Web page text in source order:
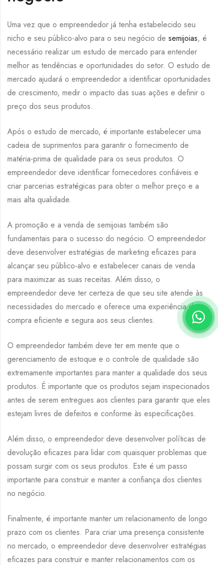
Uma vez que o empreendedor já tenha estabelecido seu
nicho e seu público-alvo para o seu negócio de semijoias, é
necessário realizar um estudo de mercado para entender
melhor as tendências e oportunidades do setor. O estudo de
mercado ajudará o empreendedor a identificar oportunidades
de crescimento, medir o impacto das suas ações e definir o
preço dos seus produtos.
Após o estudo de mercado, é importante estabelecer uma
cadeia de suprimentos para garantir o fornecimento de
matéria-prima de qualidade para os seus produtos. O
empreendedor deve identificar fornecedores confiáveis e
criar parcerias estratégicas para obter o melhor preço e a
mais alta qualidade.
A promoção e a venda de semijoias também são
fundamentais para o sucesso do negócio. O empreendedor
deve desenvolver estratégias de marketing eficazes para
alcançar seu público-alvo e estabelecer canais de venda
para maximizar as suas receitas. Além disso, o
empreendedor deve ter certeza de que seu site atende às
necessidades do mercado e oferece uma experiência de
compra eficiente e segura aos seus clientes.
O empreendedor também deve ter em mente que o
gerenciamento de estoque e o controle de qualidade são
extremamente importantes para manter a qualidade dos seus
produtos. É importante que os produtos sejam inspecionados
antes de serem entregues aos clientes para garantir que eles
estejam livres de defeitos e conforme às especificações.
Além disso, o empreendedor deve desenvolver políticas de
devolução eficazes para lidar com quaisquer problemas que
possam surgir com os seus produtos. Este é um passo
importante para construir e manter a confiança dos clientes
no negócio.
Finalmente, é importante manter um relacionamento de longo
prazo com os clientes. Para criar uma presença consistente
no mercado, o empreendedor deve desenvolver estratégias
eficazes para construir e manter relacionamentos com os